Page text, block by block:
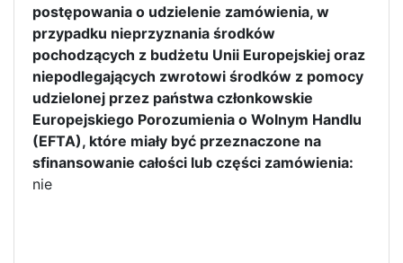
postępowania o udzielenie zamówienia, w
przypadku nieprzyznania środków
pochodzących z budżetu Unii Europejskiej oraz
niepodlegających zwrotowi środków z pomocy
udzielonej przez państwa członkowskie
Europejskiego Porozumienia o Wolnym Handlu
(EFTA), które miały być przeznaczone na
sfinansowanie całości lub części zamówienia:
nie